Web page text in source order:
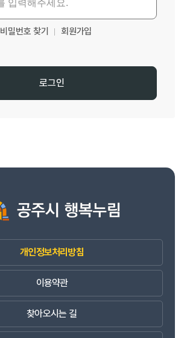
비밀번호 찾기 회원가입
로그인
개인정보처리방침
이용약관
찾아오시는 길